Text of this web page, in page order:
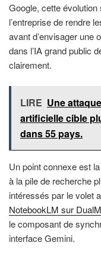
Google, cette évolution
l’entreprise de rendre
avant d’envisager une
dans l’IA grand public
clairement.
LIRE Une
artificielle cible
dans 55 pays.
Un point connexe est
à la pile de recherche
intéressés par le volet
NotebookLM sur
le composant de
interface Gemini.